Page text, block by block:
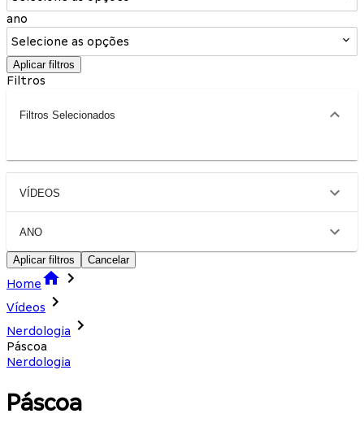
ano
Selecione as opções
Aplicar filtros
Filtros
Filtros Selecionados
VÍDEOS
ANO
Aplicar filtros Cancelar
Home
Vídeos
Nerdologia
Páscoa
Nerdologia
Páscoa